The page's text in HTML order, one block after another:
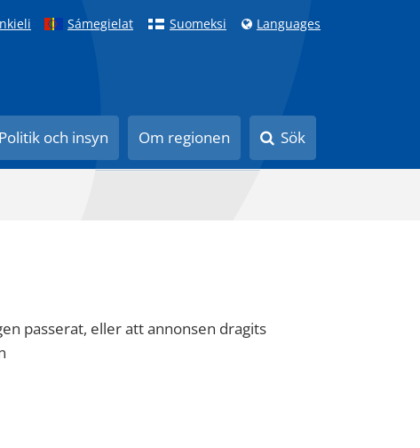
Sámegielat Suomeksi Languages
Politik och insyn Om regionen Sök
passerat, eller att annonsen dragits